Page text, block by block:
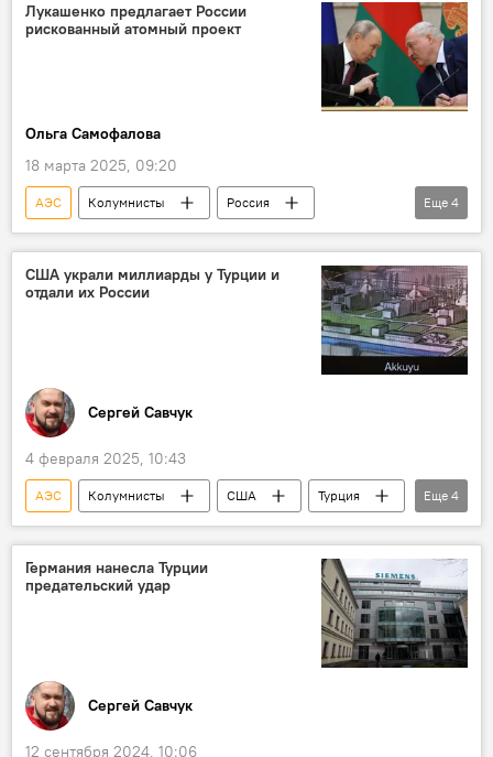
Лукашенко предлагает России
рискованный атомный проект
Ольга Самофалова
18 марта 2025, 09:20
АЭС Колумнисты
Россия
Беларусь
БелАЭС
Александр Лукашенко
Росатом
Еще 4
США украли миллиарды у Турции и
отдали их России
Сергей Савчук
4 февраля 2025, 10:43
АЭС Колумнисты США
Турция
Россия
Росатом
АЭС "Аккую"
Westinghouse Electric
Еще 4
Германия нанесла Турции
предательский удар
Сергей Савчук
12 сентября 2024, 10:06